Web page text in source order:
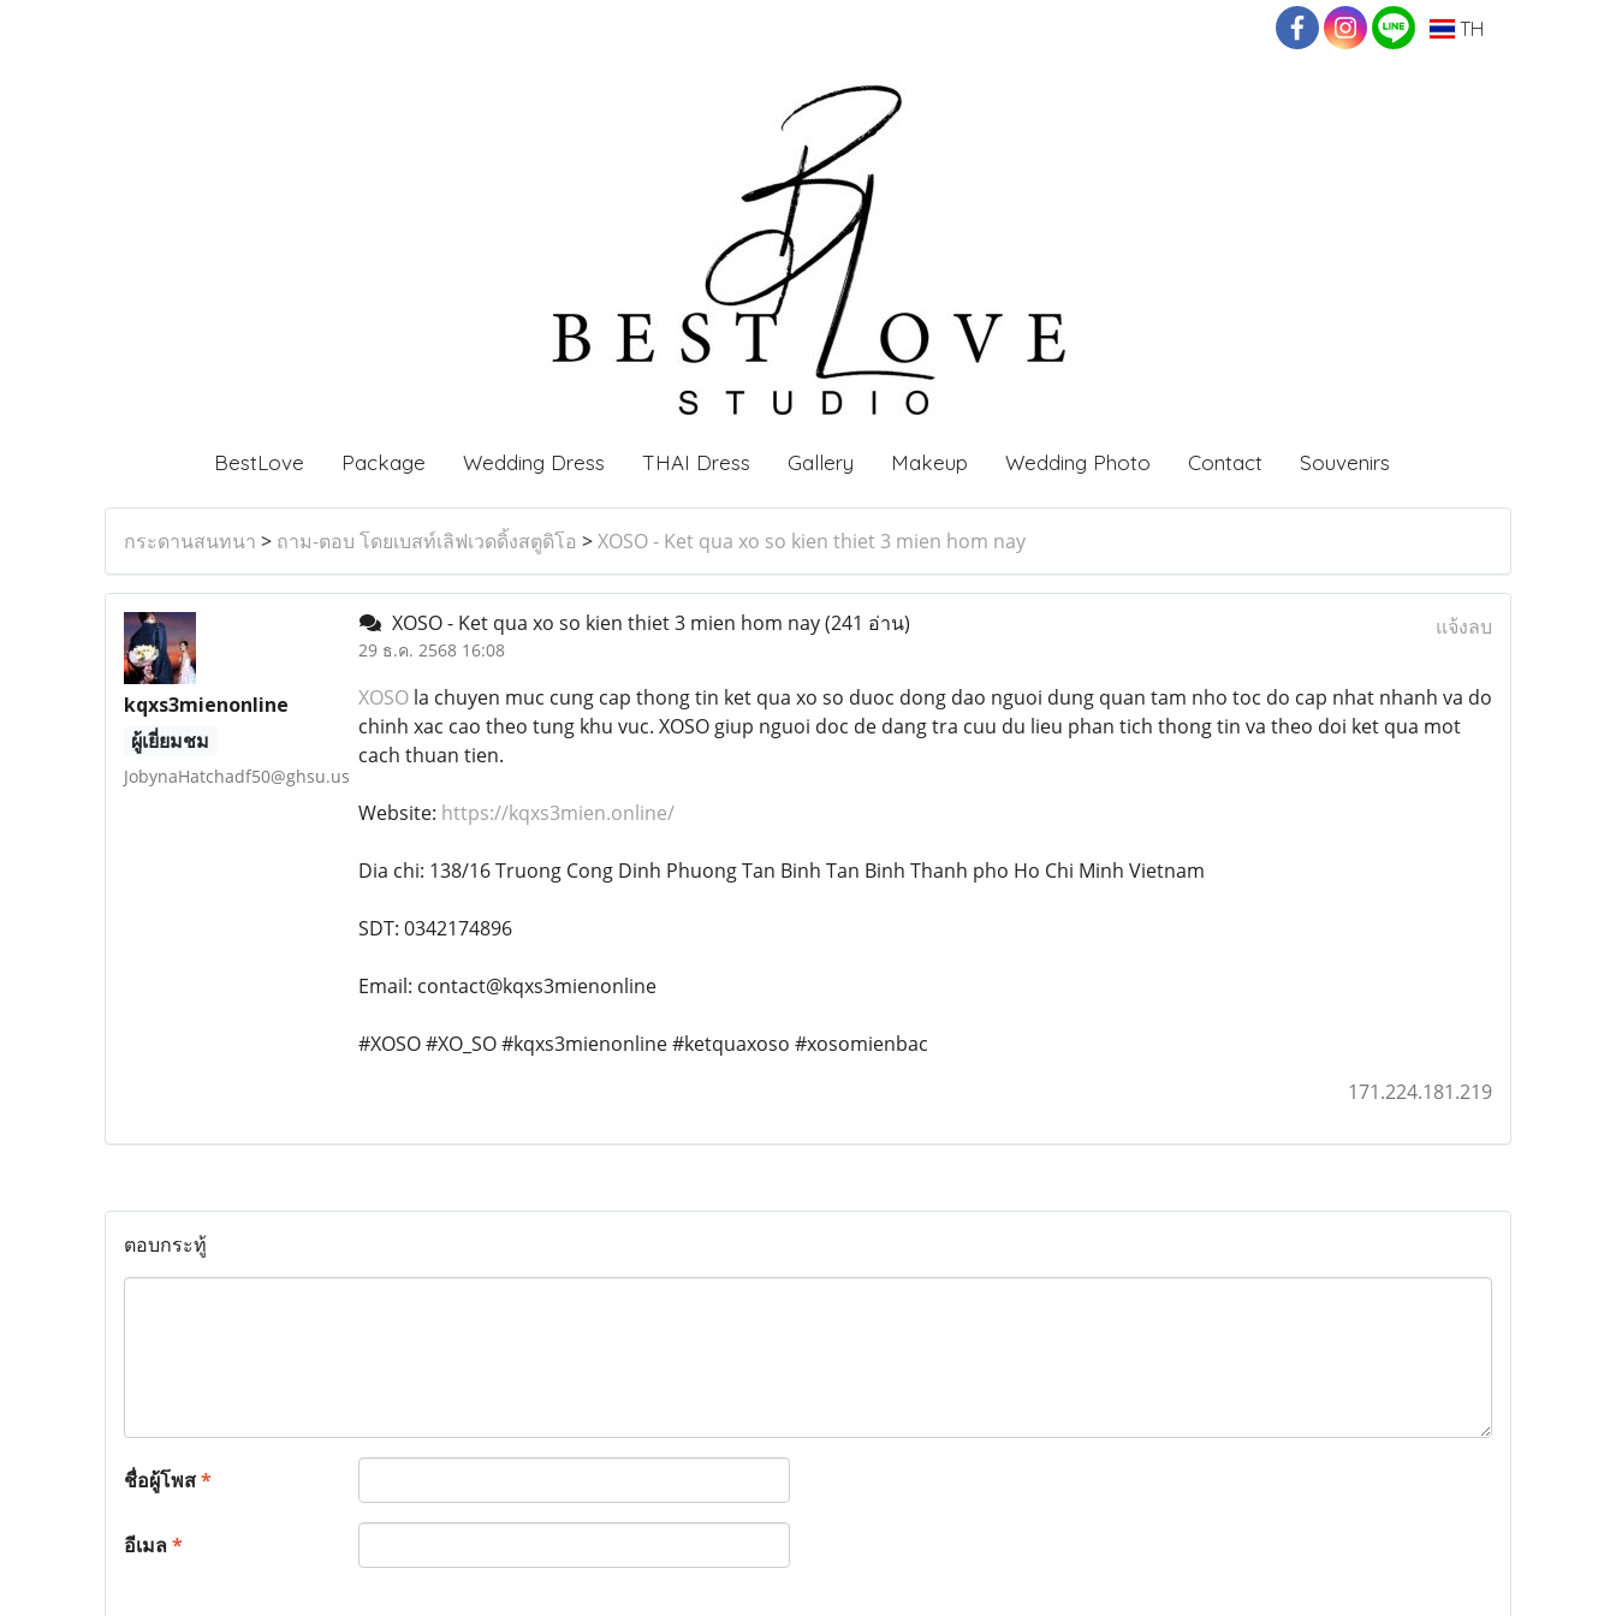
TH
BestLove Package Wedding Dress THAI Dress Gallery Makeup Wedding Photo Contact Souvenirs
กระดานสนทนา > ถาม-ตอบ โดยเบสท์เลิฟเวดดิ้งสตูดิโอ >XOSO - Ket qua xo so kien thiet 3 mien hom nay
kqxs3mienonline
ผู้เยี่ยมชม
JobynaHatchadf50@ghsu.us
XOSO - Ket qua xo so kien thiet 3 mien hom nay(241 อ่าน)
29 ธ.ค. 2568 16:08
แจ้งลบ
XOSOla chuyen muc cung cap thong tin ket qua xo so duoc dong dao nguoi dung quan tam nho toc do cap nhat nhanh va do
chinh xac cao theo tung khu vuc. XOSO giup nguoi doc de dang tra cuu du lieu phan tich thong tin va theo doi ket qua mot
cach thuan tien.
Website: https://kqxs3mien.online/
Dia chi: 138/16 Truong Cong Dinh Phuong Tan Binh Tan Binh Thanh pho Ho Chi Minh Vietnam
SDT: 0342174896
Email: contact@kqxs3mienonline
#XOSO #XO_SO #kqxs3mienonline #ketquaxoso #xosomienbac
171.224.181.219
ตอบกระทู้
ชื่อผู้โพส*
อีเมล*